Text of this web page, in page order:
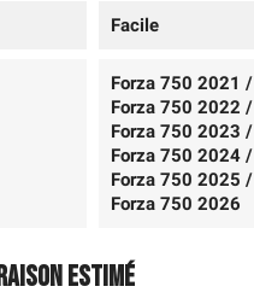
Facile
Forza 750 2021 /
Forza 750 2022 /
Forza 750 2023 /
Forza 750 2024 /
Forza 750 2025 /
Forza 750 2026
estimé